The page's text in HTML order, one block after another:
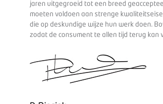
jaren uitgegroeid tot een breed
moeten voldoen aan strenge
die op deskundige wijze hun werk doen.
zodat de consument te allen tijd terug kan